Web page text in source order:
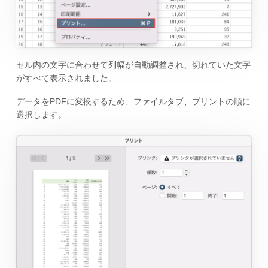
セル内の文字に合わせて列幅が自動調整され、切れていた文字
がすべて表示されました。
データをPDFに変換するため、ファイルタブ、プリントの順に
選択します。